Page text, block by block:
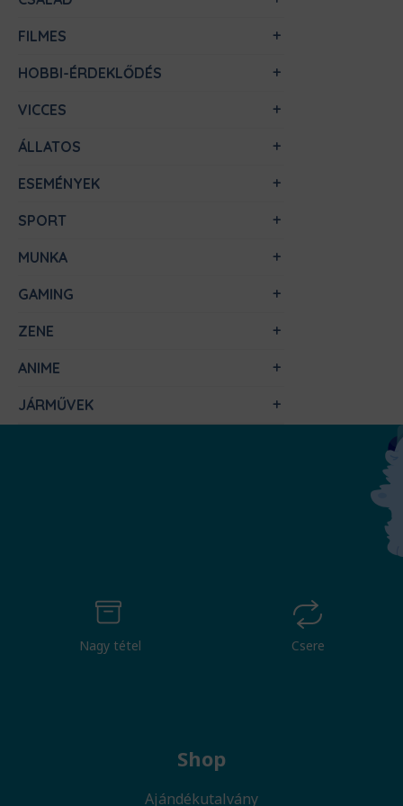
FILMES
HOBBI-ÉRDEKLŐDÉS
VICCES
ÁLLATOS
ESEMÉNYEK
SPORT
MUNKA
GAMING
ZENE
ANIME
JÁRMŰVEK
Nagy tétel Csere
Shop
Ajándékutalvány